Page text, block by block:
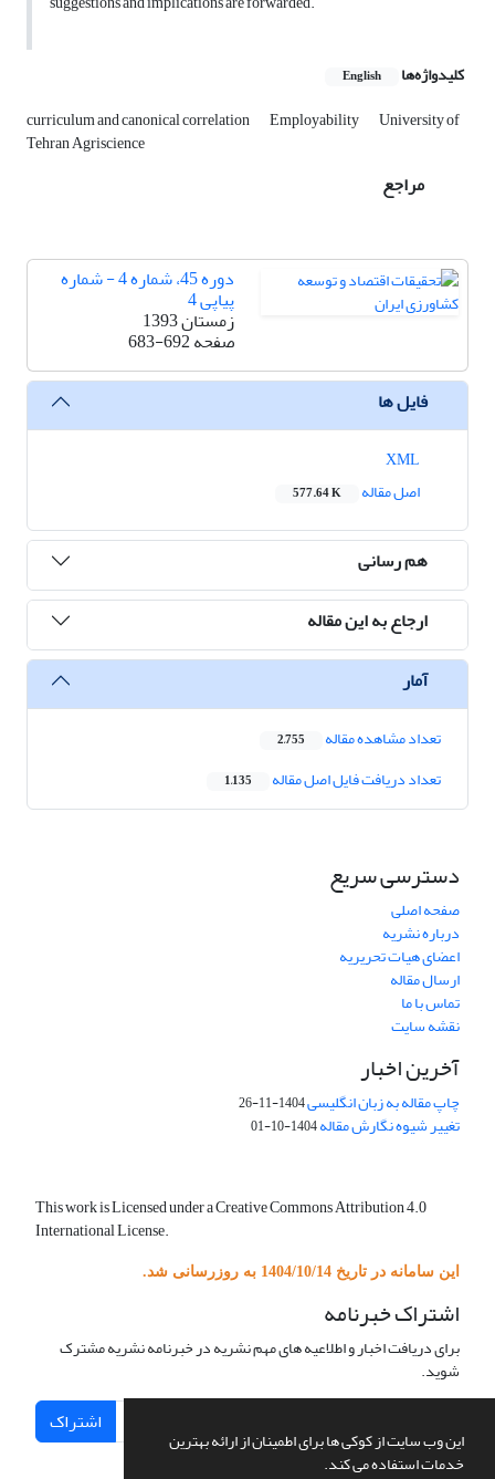
این وب سایت از کوکی ها برای اطمینان از ارائه بهترین
خدمات استفاده می کند.
کلیدواژه‌ها English
curriculum and canonical correlation Employability University of
Tehran Agriscience
مراجع
دوره 45، شماره 4 - شماره
پیاپی 4
زمستان 1393
صفحه683-692
فایل ها
اصل مقاله
577.64 K
هم رسانی
ارجاع به این مقاله
آمار
تعداد مشاهده مقاله 2,755
تعداد دریافت فایل اصل مقاله 1,135
دسترسی سریع
صفحه اصلی
درباره نشریه
اعضای هیات تحریریه
ارسال مقاله
تماس با ما
نقشه سایت
آخرین اخبار
چاپ مقاله به زبان انگلیسی1404-11-26
تغییر شیوه نگارش مقاله1404-10-01
This work is Licensed under a Creative Commons Attribution 4.0
International License.
این سامانه در تاریخ 1404/10/14 به روزرسانی شد.
اشتراک خبرنامه
برای دریافت اخبار و اطلاعیه های مهم نشریه در خبرنامه نشریه مشترک
شوید.
اشتراک